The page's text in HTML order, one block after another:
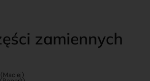
zamiennych